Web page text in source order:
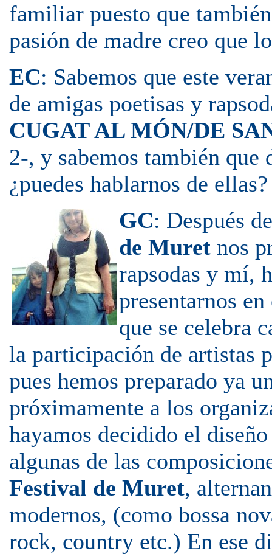
familiar puesto que
pasión de madre creo que
EC: Sabemos que este
de amigas poetisas y
CUGAT AL MÓN/DE
2-, y sabemos también que
¿puedes hablarnos de ellas?
GC: Después
de Muret nos
rapsodas y mí,
presentarnos en
que se celebra
la participación de artistas
pues hemos preparado ya
próximamente a los
hayamos decidido el
algunas de las
Festival de Muret,
modernos, (como bossa
rock, country etc.) En ese